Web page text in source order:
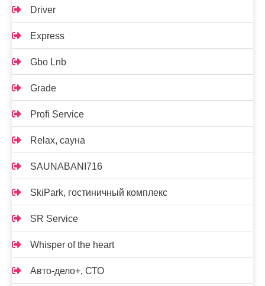
Driver
Express
Gbo Lnb
Grade
Profi Service
Relax, сауна
SAUNABANI716
SkiPark, гостиничный комплекс
SR Service
Whisper of the heart
Авто-дело+, СТО